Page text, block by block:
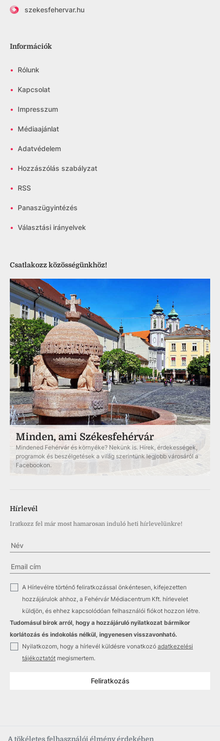
A tökéletes felhasználói élmény érdekében
szekesfehervar.hu
Információk
• Rólunk
• Kapcsolat
• Impresszum
• Médiaajánlat
• Adatvédelem
• Hozzászólás szabályzat
• RSS
• Panaszügyintézés
• Választási irányelvek
Csatlakozz közösségünkhöz!
Minden, ami Székesfehérvár
Mindened Fehérvár és környéke? Nekünk is. Hírek, érdekességek,
programok és beszélgetések a világ szerintünk legjobb városáról a
Facebookon.
Hírlevél
Iratkozz fel már most hamarosan induló heti hírlevelünkre!
A Hírlevélre történő feliratkozással önkéntesen, kifejezetten
hozzájárulok ahhoz, a Fehérvár Médiacentrum Kft. hírlevelet
küldjön, és ehhez kapcsolódóan felhasználói fiókot hozzon létre.
Tudomásul bírok arról, hogy a hozzájáruló nyilatkozat bármikor
korlátozás és indokolás nélkül, ingyenesen visszavonható.
Nyilatkozom, hogy a hírlevél küldésre vonatkozó adatkezelési
tájékoztatót megismertem.
Feliratkozás